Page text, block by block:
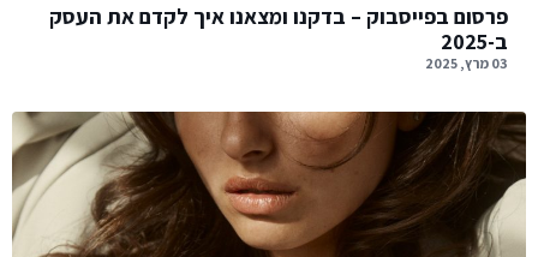
פרסום בפייסבוק – בדקנו ומצאנו איך לקדם את העסק
ב-2025
03 מרץ, 2025